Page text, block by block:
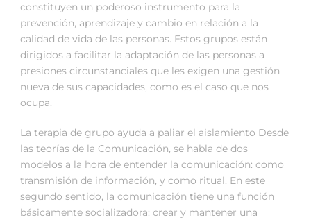
constituyen un poderoso instrumento para la
prevención, aprendizaje y cambio en relación a la
calidad de vida de las personas. Estos grupos están
dirigidos a facilitar la adaptación de las personas a
presiones circunstanciales que les exigen una gestión
nueva de sus capacidades, como es el caso que nos
ocupa.
La terapia de grupo ayuda a paliar el aislamiento Desde
las teorías de la Comunicación, se habla de dos
modelos a la hora de entender la comunicación: como
transmisión de información, y como ritual. En este
segundo sentido, la comunicación tiene una función
básicamente socializadora: crear y mantener una